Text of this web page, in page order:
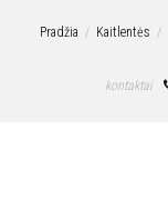
Pradžia Kaitlentės
kontaktai